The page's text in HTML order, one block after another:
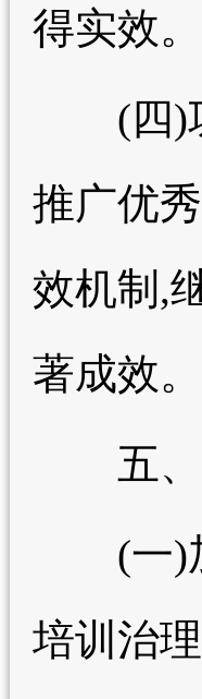
得实效。
(四)巩
推广优
效机制,
著成效。
五、
(一)加
培训治